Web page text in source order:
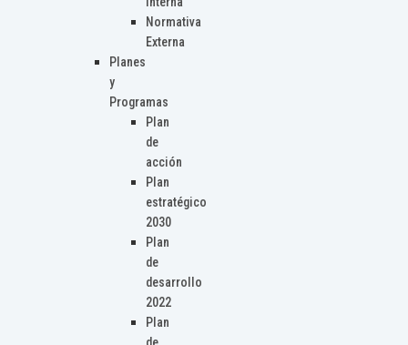
Normativa
Externa
Planes
y
Programas
Plan
de
acción
Plan
estratégico
2030
Plan
de
desarrollo
2022
Plan